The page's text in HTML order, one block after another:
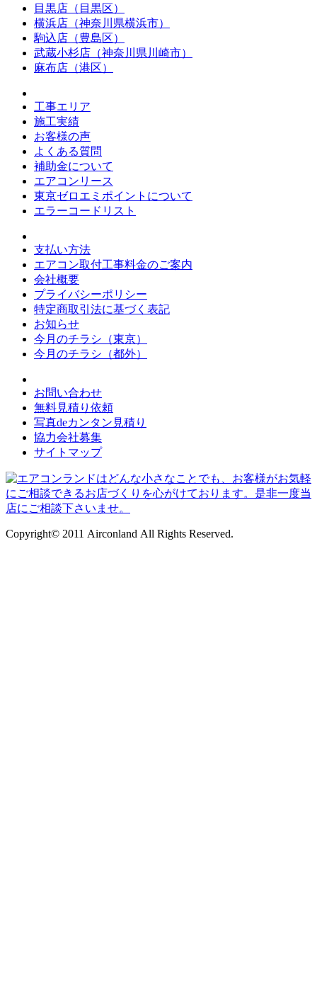
目黒店（目黒区）
横浜店（神奈川県横浜市）
駒込店（豊島区）
武蔵小杉店（神奈川県川崎市）
麻布店（港区）
工事エリア
施工実績
お客様の声
よくある質問
補助金について
エアコンリース
東京ゼロエミポイントについて
エラーコードリスト
支払い方法
エアコン取付工事料金のご案内
会社概要
プライバシーポリシー
特定商取引法に基づく表記
お知らせ
今月のチラシ（東京）
今月のチラシ（都外）
お問い合わせ
無料見積り依頼
写真deカンタン見積り
協力会社募集
サイトマップ
Copyright© 2011 Airconland All Rights Reserved.